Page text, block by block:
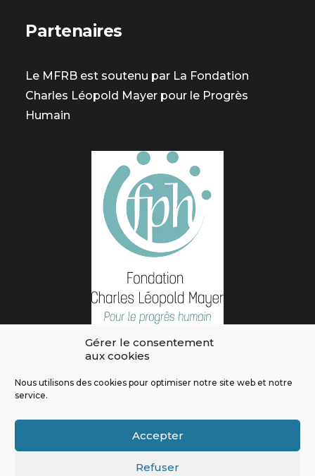
Gérer le consentement
aux cookies
Nous utilisons des cookies pour optimiser notre site web et notre
service.
Accepter
Refuser
Partenaires
Le MFRB est soutenu par La Fondation
Charles Léopold Mayer pour le Progrès
Humain
L'intégralité des contenus de ce site sont publiés sous licence
|Politique de confidentialité